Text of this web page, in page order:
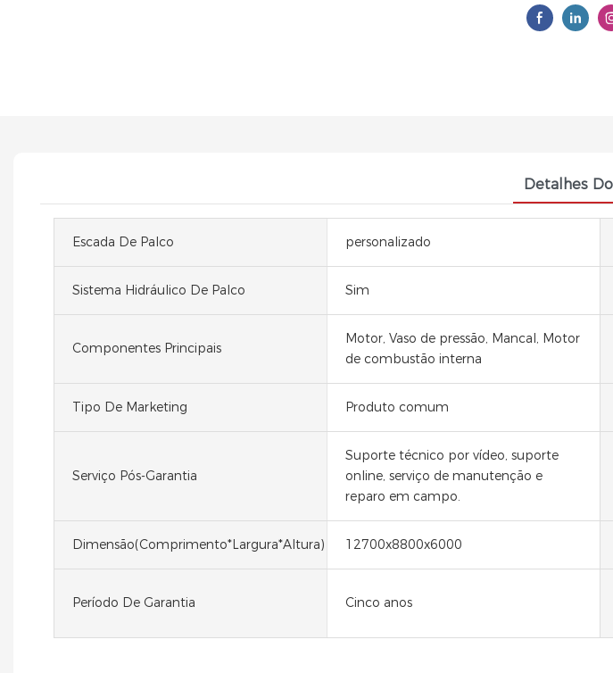
Detalhes
Escada De Palco personalizado
Sistema Hidráulico De Palco Sim
Componentes Principais
Motor, Vaso de pressão, Mancal, Motor
de combustão interna
Tipo De Marketing Produto comum
Serviço Pós-Garantia
Suporte técnico por vídeo, suporte
online, serviço de manutenção e
reparo em campo.
Dimensão(comprimento*largura*altura) 12700x8800x6000
Período De Garantia Cinco anos